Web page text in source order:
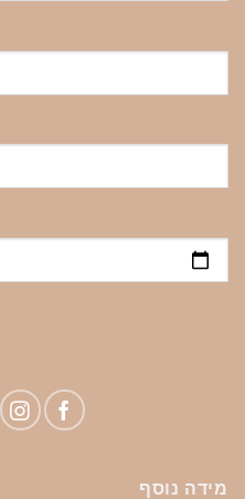
מידה נוסף